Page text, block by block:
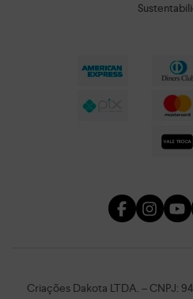
Criações Dakota LTDA. – CNPJ: